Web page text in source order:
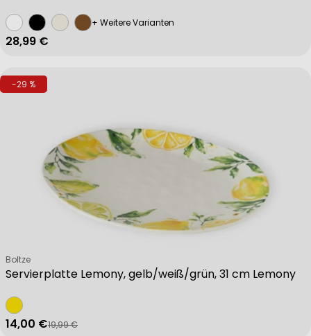
+ Weitere Varianten
Regulärer Preis
28,99 €
-29 %
Servierplatte Lemony, gelb/weiß/grün, 31 cm Lemony
Verkäufer:
Boltze
Verkaufspreis
14,00 €
Regulärer Preis
19,99 €